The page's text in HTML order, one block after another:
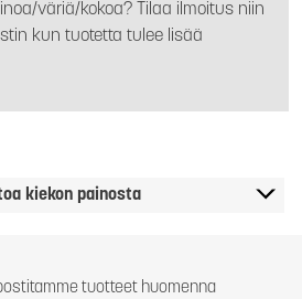
väriä/kokoa? Tilaa ilmoitus niin
kun tuotetta tulee lisää
kiekon painosta
tuotteet huomenna